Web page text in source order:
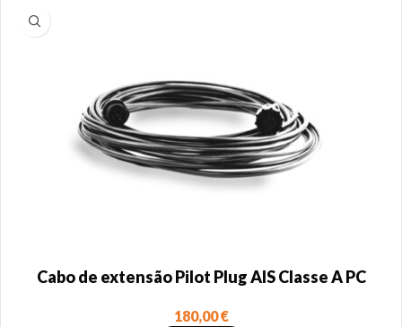
Cabo de extensão Pilot Plug AIS Classe A PC
180,00€